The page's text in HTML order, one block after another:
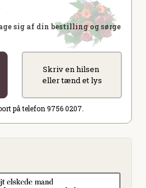
sig af din bestilling og sørge
Skriv en hilsen
eller tænd et lys
på telefon 9756 0207.